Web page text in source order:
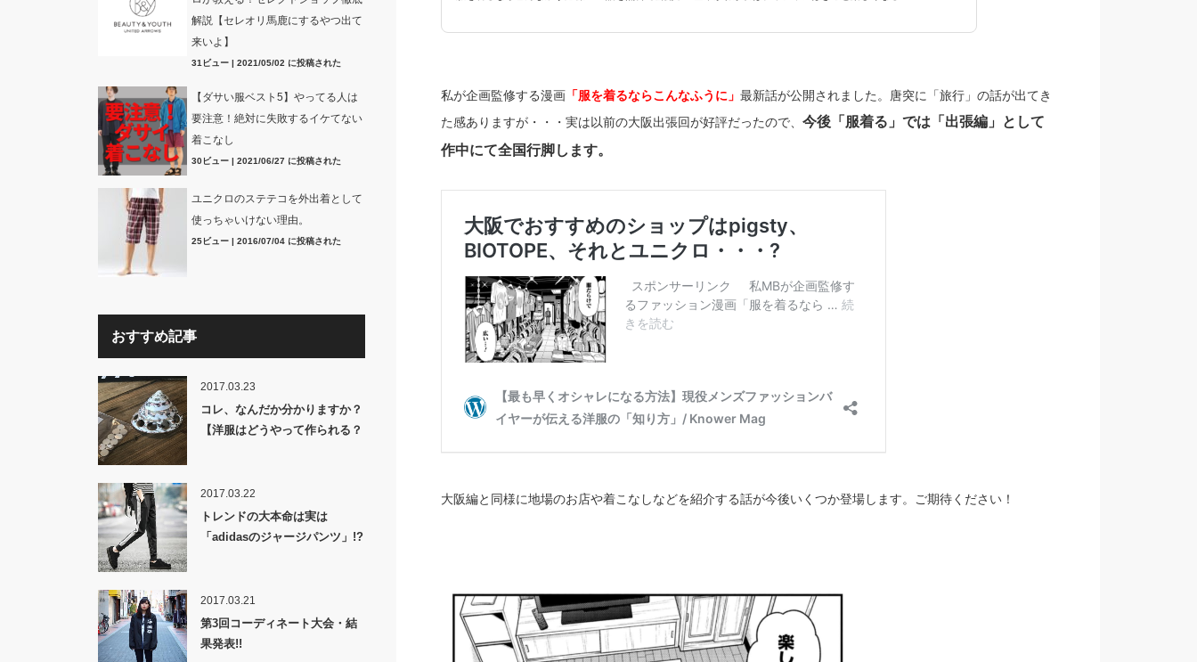
私が企画監修する漫画「服を着るならこんなふうに」 最新話が公開されました。唐突に「旅行」の話が出てき
た感ありますが・・・実は以前の大阪出張回が好評だったので、 今後「服着る」では「出張編」として
作中にて全国行脚します。
大阪編と同様に地場のお店や着こなしなどを紹介する話が今後いくつか登場します。ご期待ください！
解説【セレオリ馬鹿にするやつ出て
来いよ】
31ビュー| 2021/05/02 に投稿された
【ダサい服ベスト5】やってる人は
要注意！絶対に失敗するイケてない
着こなし
30ビュー| 2021/06/27 に投稿された
ユニクロのステテコを外出着として
使っちゃいけない理由。
25ビュー| 2016/07/04 に投稿された
おすすめ記事
2017.03.23
コレ、なんだか分かりますか？
【洋服はどうやって作られる？
2017.03.22
トレンドの大本命は実は
「adidasのジャージパンツ」!?
2017.03.21
第3回コーディネート大会・結
果発表!!